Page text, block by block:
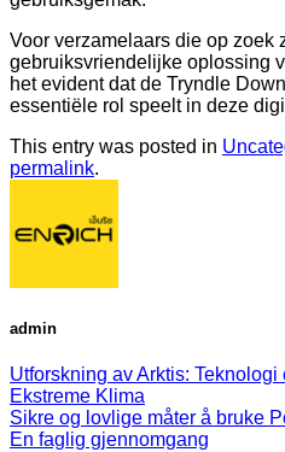
Voor verzamelaars die op zoek
gebruiksvriendelijke oplossing
het evident dat de Tryndle
essentiële rol speelt in deze
This entry was posted in
permalink.
admin
Utforskning av Arktis:
Ekstreme Klima
Sikre og lovlige måter å bruke
En faglig gjennomgang